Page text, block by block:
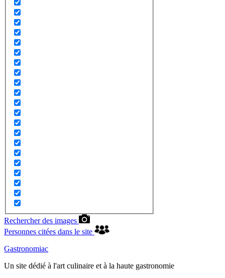
Rechercher des images
Personnes citées dans le site
Gastronomiac
Un site dédié à l'art culinaire et à la haute gastronomie